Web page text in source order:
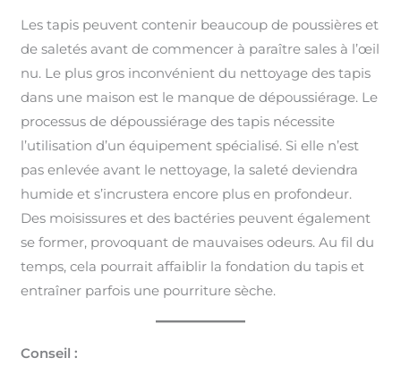
Les tapis peuvent contenir beaucoup de poussières et
de saletés avant de commencer à paraître sales à l’œil
nu. Le plus gros inconvénient du nettoyage des tapis
dans une maison est le manque de dépoussiérage. Le
processus de dépoussiérage des tapis nécessite
l’utilisation d’un équipement spécialisé. Si elle n’est
pas enlevée avant le nettoyage, la saleté deviendra
humide et s’incrustera encore plus en profondeur.
Des moisissures et des bactéries peuvent également
se former, provoquant de mauvaises odeurs. Au fil du
temps, cela pourrait affaiblir la fondation du tapis et
entraîner parfois une pourriture sèche.
Conseil :